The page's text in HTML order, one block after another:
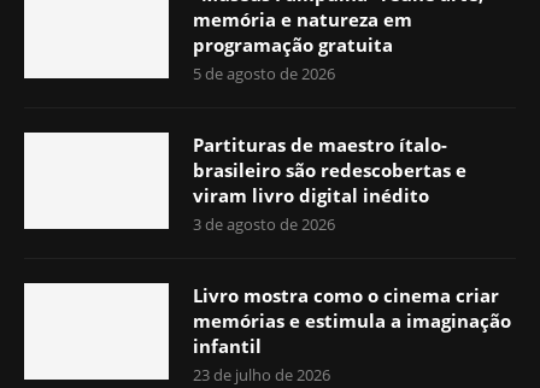
memória e natureza em
programação gratuita
5 de agosto de 2026
Partituras de maestro ítalo-
brasileiro são redescobertas e
viram livro digital inédito
3 de agosto de 2026
Livro mostra como o cinema criar
memórias e estimula a imaginação
infantil
23 de julho de 2026